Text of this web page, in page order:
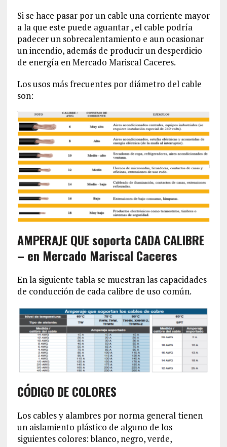
Si se hace pasar por un cable una corriente mayor
a la que este puede aguantar , el cable podría
padecer un sobrecalentamiento e aun ocasionar
un incendio, además de producir un desperdicio
de energía en Mercado Mariscal Caceres.
Los usos más frecuentes por diámetro del cable
son:
AMPERAJE QUE soporta CADA CALIBRE
– en Mercado Mariscal Caceres
En la siguiente tabla se muestran las capacidades
de conducción de cada calibre de uso común.
CÓDIGO DE COLORES
Los cables y alambres por norma general tienen
un aislamiento plástico de alguno de los
siguientes colores: blanco, negro, verde,